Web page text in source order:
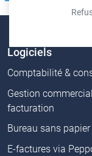
Logiciels
Comptabilité &
Gestion
facturation
Bureau sans papier
E-factures via